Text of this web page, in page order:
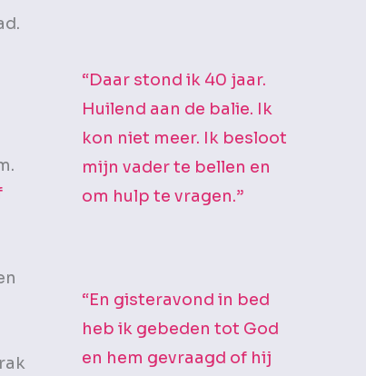
“Daar stond ik 40 jaar.
Huilend aan de balie. Ik
kon niet meer. Ik besloot
mijn vader te bellen en
om hulp te vragen.”
“En gisteravond in bed
heb ik gebeden tot God
en hem gevraagd of hij